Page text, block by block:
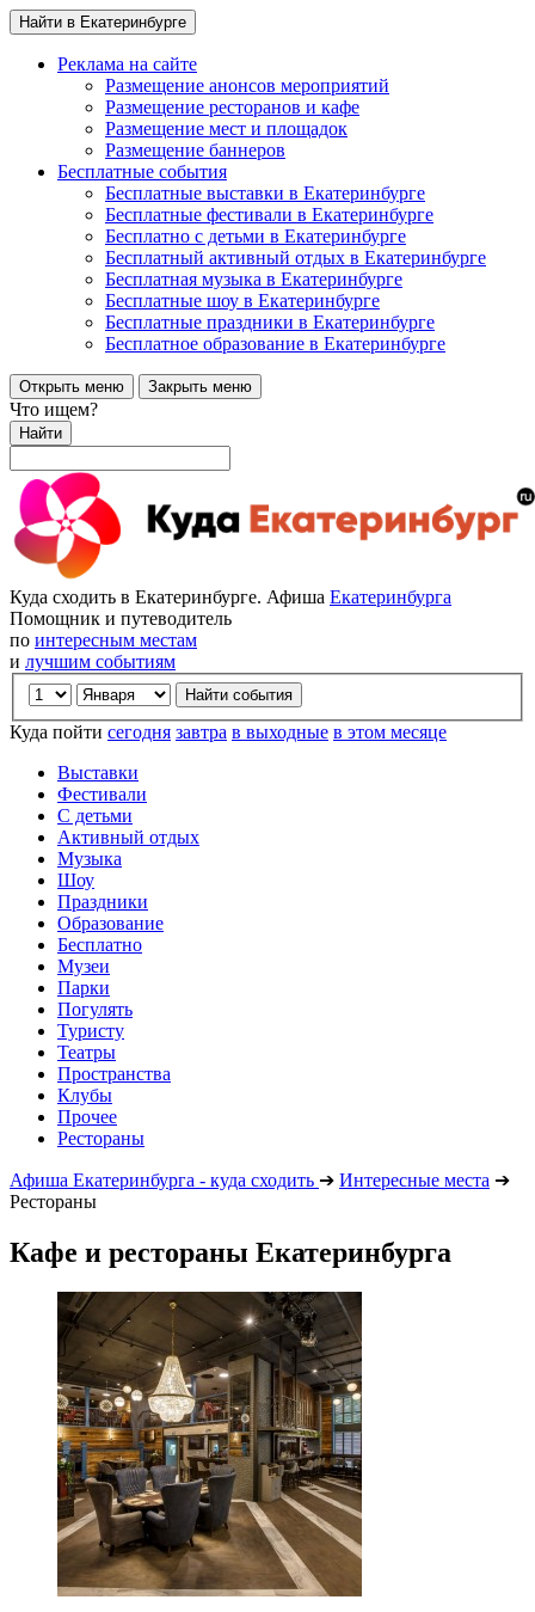
Найти в Екатеринбурге
Реклама на сайте
Размещение анонсов мероприятий
Размещение ресторанов и кафе
Размещение мест и площадок
Размещение баннеров
Бесплатные события
Бесплатные выставки в Екатеринбурге
Бесплатные фестивали в Екатеринбурге
Бесплатно с детьми в Екатеринбурге
Бесплатный активный отдых в Екатеринбурге
Бесплатная музыка в Екатеринбурге
Бесплатные шоу в Екатеринбурге
Бесплатные праздники в Екатеринбурге
Бесплатное образование в Екатеринбурге
Открыть меню Закрыть меню
Что ищем?
Найти
Куда сходить в Екатеринбурге. Афиша Екатеринбурга
Помощник и путеводитель
по интересным местам
и лучшим событиям
Куда пойти сегодня завтра в выходные в этом месяце
Выставки
Фестивали
С детьми
Активный отдых
Музыка
Шоу
Праздники
Образование
Бесплатно
Музеи
Парки
Погулять
Туристу
Театры
Пространства
Клубы
Прочее
Рестораны
Афиша Екатеринбурга - куда сходить ➔ Интересные места ➔
Рестораны
Кафе и рестораны Екатеринбурга